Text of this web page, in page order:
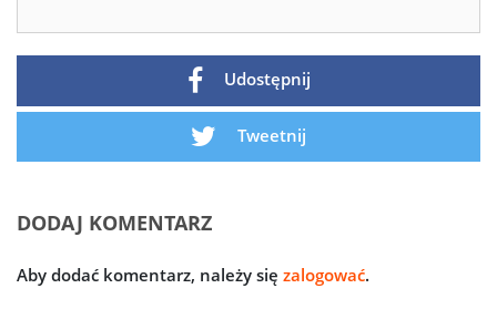
Udostępnij
Tweetnij
DODAJ KOMENTARZ
Aby dodać komentarz, należy się zalogować.